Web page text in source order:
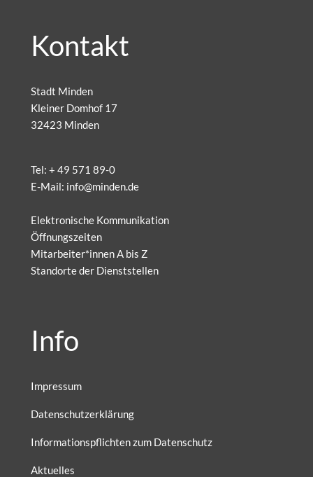
Kontakt
Stadt Minden
Kleiner Domhof 17
32423 Minden
Tel: + 49 571 89-0
E-Mail: info@minden.de
Elektronische Kommunikation
Öffnungszeiten
Mitarbeiter*innen A bis Z
Standorte der Dienststellen
Info
Impressum
Datenschutzerklärung
Informationspflichten zum Datenschutz
Aktuelles